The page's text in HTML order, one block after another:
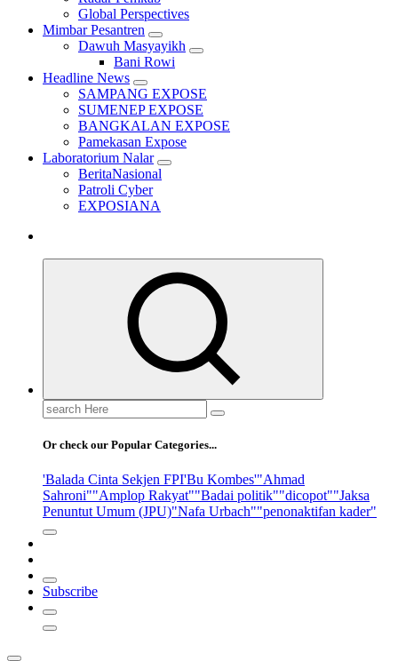
Global Perspectives
Mimbar Pesantren
Dawuh Masyayikh
Bani Rowi
Headline News
SAMPANG EXPOSE
SUMENEP EXPOSE
BANGKALAN EXPOSE
Pamekasan Expose
Laboratorium Nalar
BeritaNasional
Patroli Cyber
EXPOSIANA
Search
for:
Or check our Popular Categories...
'Balada Cinta Sekjen FPI'Bu Kombes'"Ahmad
Sahroni""Amplop Rakyat""Badai politik""dicopot""Jaksa
Penuntut Umum (JPU)"Nafa Urbach""penonaktifan kader"
Subscribe